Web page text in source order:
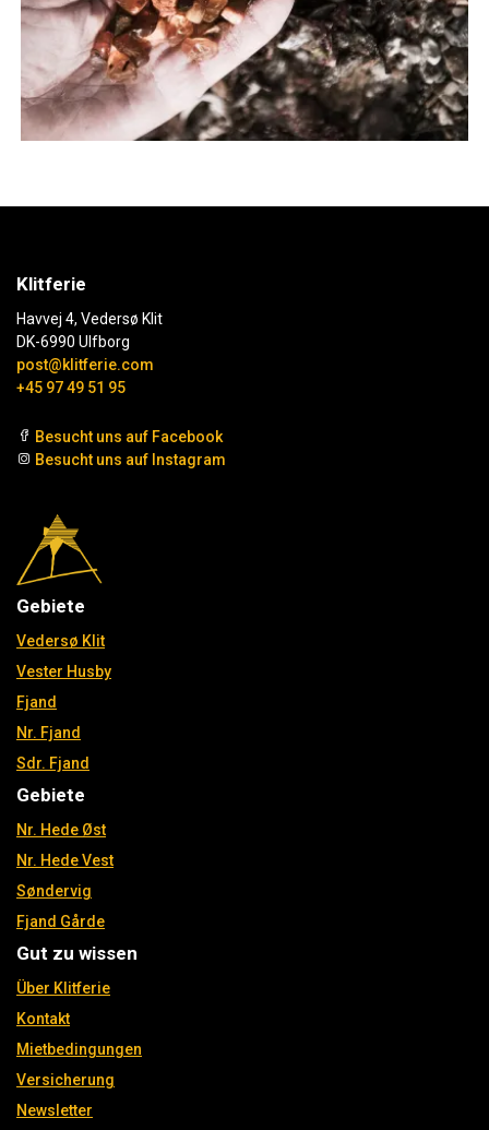
Klitferie
Havvej 4, Vedersø Klit
DK-6990 Ulfborg
post@klitferie.com
+45 97 49 51 95
Besucht uns auf Facebook
Besucht uns auf Instagram
Gebiete
Vedersø Klit
Vester Husby
Fjand
Nr. Fjand
Sdr. Fjand
Gebiete
Nr. Hede Øst
Nr. Hede Vest
Søndervig
Fjand Gårde
Gut zu wissen
Über Klitferie
Kontakt
Mietbedingungen
Versicherung
Newsletter